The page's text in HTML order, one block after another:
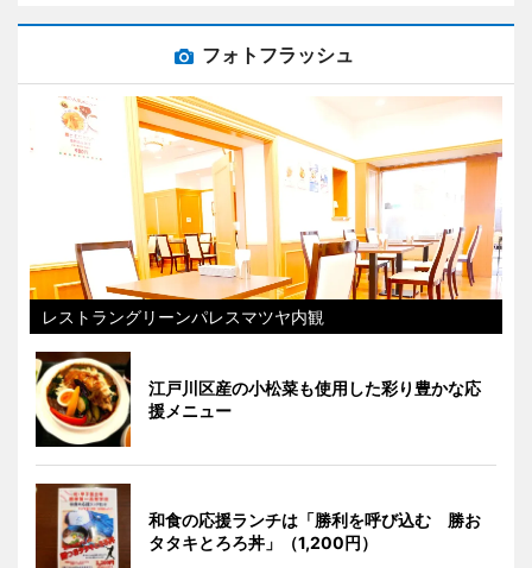
フォトフラッシュ
レストラングリーンパレスマツヤ内観
江戸川区産の小松菜も使用した彩り豊かな応
援メニュー
和食の応援ランチは「勝利を呼び込む 勝お
タタキとろろ丼」（1,200円）